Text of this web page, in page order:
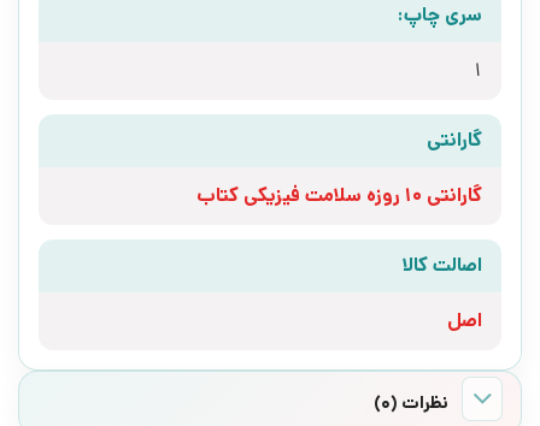
سری چاپ:
1
گارانتی
گارانتی 10 روزه سلامت فیزیکی کتاب
اصالت کالا
اصل
نظرات (0)